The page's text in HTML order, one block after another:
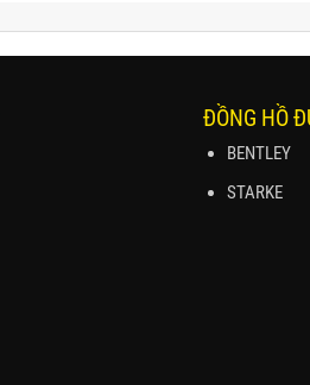
ĐỒNG HỒ
BENTLEY
STARKE